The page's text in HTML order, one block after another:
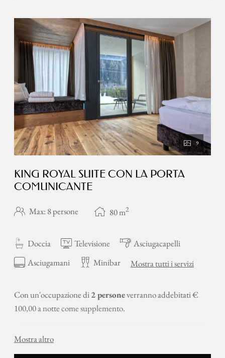
9
KING ROYAL SUITE CON LA PORTA
COMUNICANTE
Max: 8 persone 80m2
Doccia Televisione
Asciugacapelli
Asciugamani
Minibar Mostra tutti i servizi
Con un'occupazione di2 personeverranno addebitati €
100,00 a notte come supplemento.
in legno composta da due letti matrimoniali e due pouf
Mostra altro